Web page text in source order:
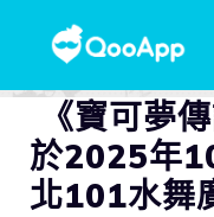
《寶可夢
於2025年
北101水舞